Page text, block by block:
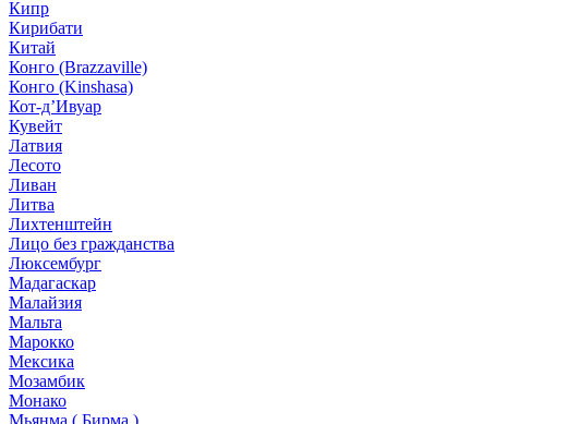
Кипр
Кирибати
Китай
Конго (Brazzaville)
Конго (Kinshasa)
Кот-д’Ивуар
Кувейт
Латвия
Лесото
Ливан
Литва
Лихтенштейн
Лицо без гражданства
Люксембург
Мадагаскар
Малайзия
Мальта
Марокко
Мексика
Мозамбик
Монако
Мьянма ( Бирма )